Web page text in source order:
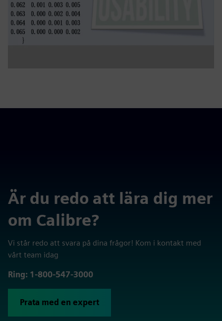
Är du redo att lära dig mer
om Calibre?
Vi står redo att svara på dina frågor! Kom i kontakt med
vårt team idag
Ring: 1-800-547-3000
Prata med en expert